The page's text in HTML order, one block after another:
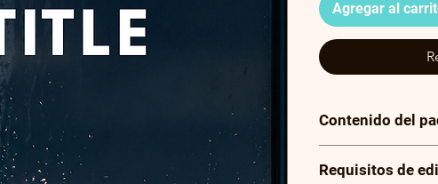
Agregar al
Contenido del
contiene 3
Requisitos de